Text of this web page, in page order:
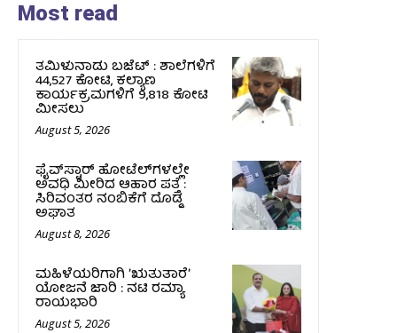
Most read
ತಮಿಳುನಾಡು ಬಜೆಟ್ : ಶಾಲೆಗಳಿಗೆ
₹44,527 ಕೋಟಿ, ಕಲ್ಯಾಣ
ಕಾರ್ಯಕ್ರಮಗಳಿಗೆ ₹9,818 ಕೋಟಿ
ಮೀಸಲು
August 5, 2026
ಫೈವ್‌ಸ್ಟಾರ್ ಹೋಟೆಲ್‌ಗಳಲ್ಲೇ
ಅವಧಿ ಮೀರಿದ ಆಹಾರ ಪತ್ತೆ :
ಸಿರಿವಂತರ ನಂಬಿಕೆಗೆ ದೊಡ್ಡ
ಅಘಾತ
August 8, 2026
ಮಹಿಳೆಯರಿಗಾಗಿ ʼಋತುತಾರೆʼ
ಯೋಜನೆ ಜಾರಿ : ನಟಿ ರಮ್ಯಾ
ರಾಯಭಾರಿ
August 5, 2026